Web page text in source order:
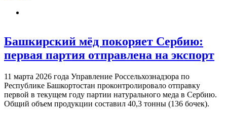
Башкирский мёд покоряет Сербию:
первая партия отправлена на экспорт
11 марта 2026 года Управление Россельхознадзора по
Республике Башкортостан проконтролировало отправку
первой в текущем году партии натурального меда в Сербию.
Общий объем продукции составил 40,3 тонны (136 бочек).